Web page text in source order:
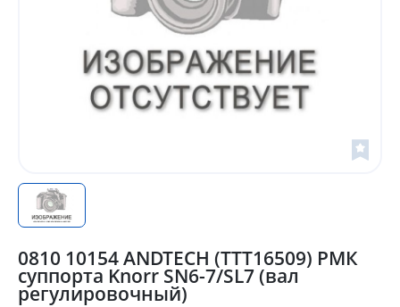
0810 10154 ANDTECH (TTT16509) РМК
суппорта Knorr SN6-7/SL7 (вал
регулировочный)